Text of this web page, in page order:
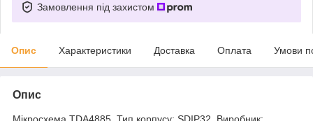
Замовлення під захистом
Опис Характеристики Доставка Оплата Умови
Опис
Мікросхема TDA4885. Тип корпусу: SDIP32. Виробник: